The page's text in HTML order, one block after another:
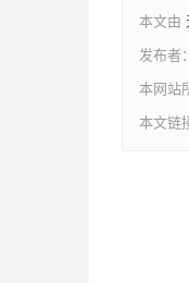
本文由
发布者：
本网站
本文链